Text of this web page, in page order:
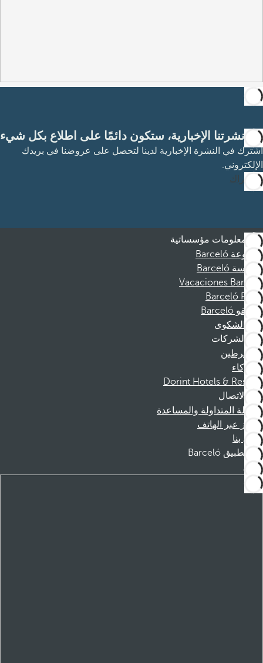
مع نشرتنا الإخبارية، ستكون دائمًا على اطلاع بكل شيء
اشترك في النشرة الإخبارية لدينا لتحصل على عروضنا في بريدك
الإلكتروني.
الاشتراك
معلومات مؤسساتية
مجموعة Barceló
مؤسسة Barceló
Vacaciones Barceló
Barceló Films
موظفو Barceló
قناة الشكوى
الشركات
المنخرطين
الشركاء
Dorint Hotels & Resorts
الاتصال
الأسئلة المتداولة والمساعدة
الحجز عبر الهاتف
اتصل بنا
تطبيق Barceló
تنزيل